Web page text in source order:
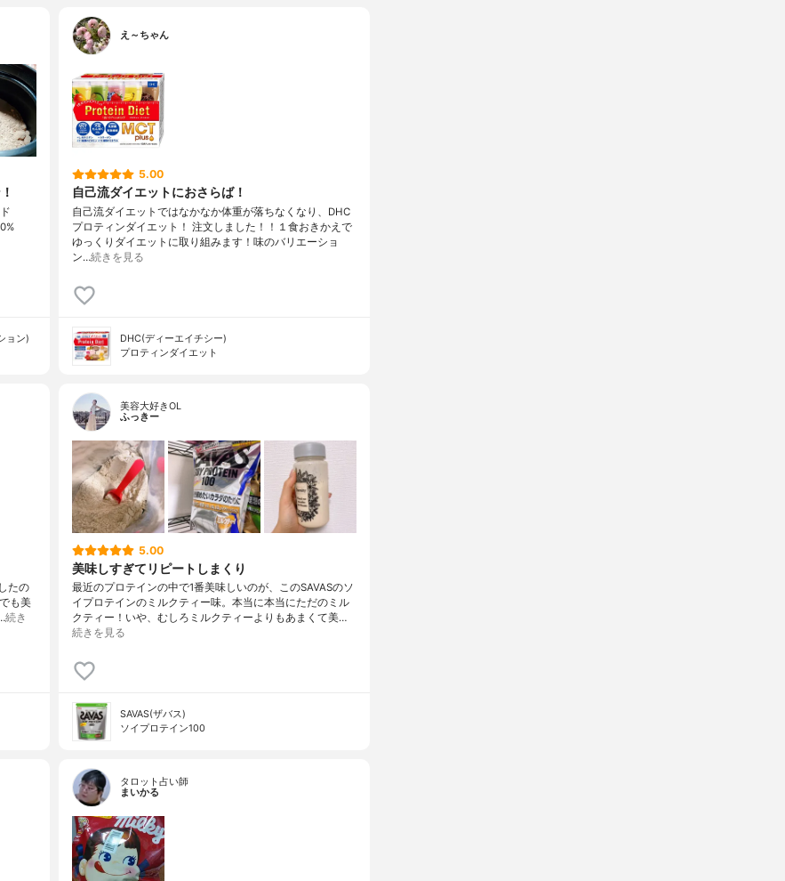
ョン)
え～ちゃん
5.00
自己流ダイエットにおさらば！
自己流ダイエットではなかなか体重が落ちなくなり、DHC
プロティンダイエット！ 注文しました！！１食おきかえで
ゆっくりダイエットに取り組みます！味のバリエーショ
ン…続きを見る
DHC(ディーエイチシー)
プロティンダイエット
たの
も美
続き
美容大好きOL
ふっきー
5.00
美味しすぎてリピートしまくり
最近のプロテインの中で1番美味しいのが、このSAVASのソ
イプロテインのミルクティー味。本当に本当にただのミル
クティー！いや、むしろミルクティーよりもあまくて美…
続きを見る
SAVAS(ザバス)
ソイプロテイン100
タロット占い師
まいかる